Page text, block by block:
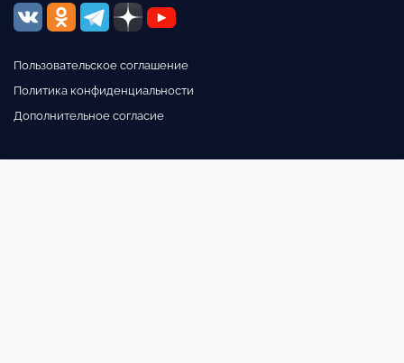
Пользовательское соглашение
Политика конфиденциальности
Дополнительное согласие